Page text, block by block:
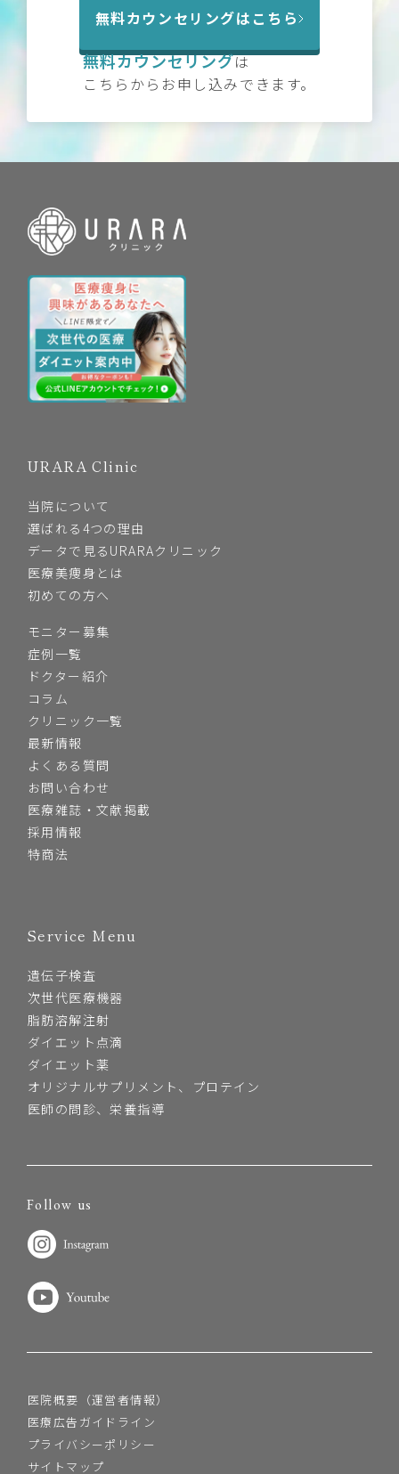
無料カウンセリングはこちら
無料カウンセリングは
こちらからお申し込みできます。
URARA Clinic
当院について
選ばれる4つの理由
データで見るURARAクリニック
医療美痩身とは
初めての方へ
モニター募集
症例一覧
ドクター紹介
コラム
クリニック一覧
最新情報
よくある質問
お問い合わせ
医療雑誌・文献掲載
採用情報
特商法
Service Menu
遺伝子検査
次世代医療機器
脂肪溶解注射
ダイエット点滴
ダイエット薬
オリジナルサプリメント、プロテイン
医師の問診、栄養指導
医院概要（運営者情報）
医療広告ガイドライン
プライバシーポリシー
サイトマップ
Follow us